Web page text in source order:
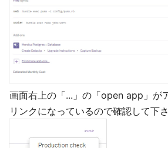
画面右上の「...」の「open app」が
リンクになっているので確認して下さ